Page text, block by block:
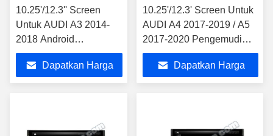
10.25'/12.3'' Screen
Untuk AUDI A3 2014-
2018 Android
Multimedia Player
Dapatkan Harga
10.25'/12.3' Screen Untuk
AUDI A4 2017-2019 / A5
2017-2020 Pengemudi
Tangan Kiri Android
Multimedia Player
Dapatkan Harga